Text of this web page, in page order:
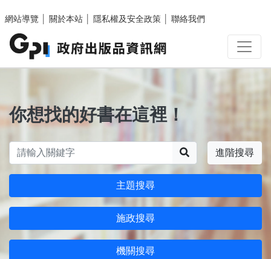
網站導覽
關於本站 隱私權及安全政策 聯絡我們
你想找的好書在這裡！
進階搜尋
主題搜尋
施政搜尋
機關搜尋